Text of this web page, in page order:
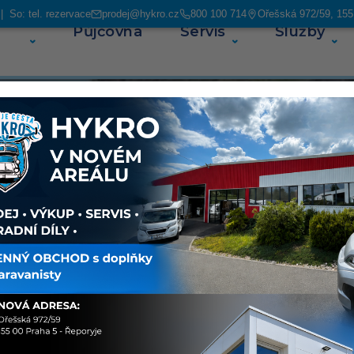
So: tel. rezervace prodej@hykro.cz 800 100 714 Ořešská 972/59,
Půjčovna Servis Služby
vozy
najeto